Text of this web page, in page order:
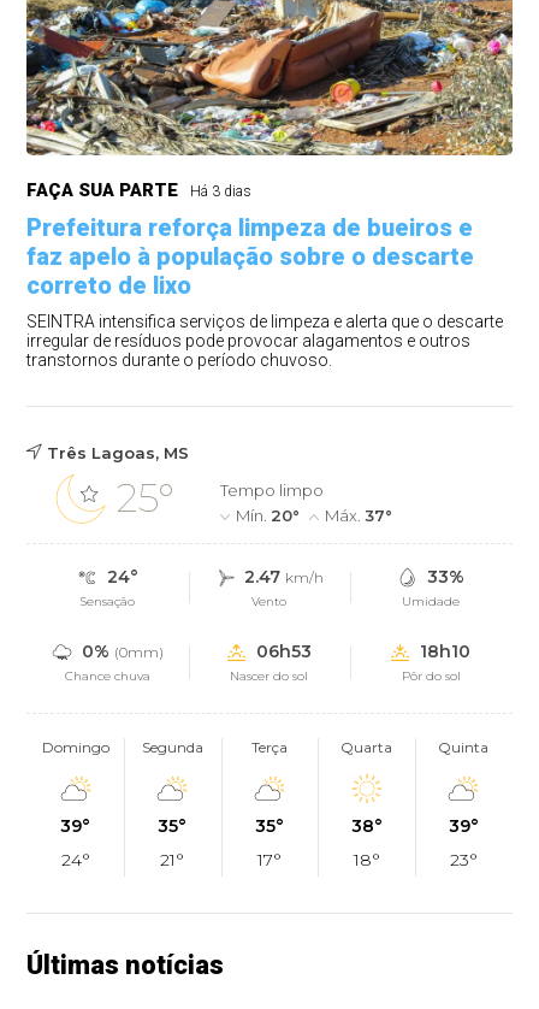
FAÇA SUA PARTE Há 3 dias
Prefeitura reforça limpeza de bueiros e
faz apelo à população sobre o descarte
correto de lixo
SEINTRA intensifica serviços de limpeza e alerta que o descarte
irregular de resíduos pode provocar alagamentos e outros
transtornos durante o período chuvoso.
Três Lagoas, MS
25°
Tempo limpo
Mín. 20° Máx.37°
24°
Sensação
2.47 km/h
Vento
33%
Umidade
0% (0mm)
Chance chuva
06h53
Nascer do sol
18h10
Pôr do sol
Domingo
39°
24°
Segunda
35°
21°
Terça
35°
17°
Quarta
38°
18°
Quinta
39°
23°
Últimas notícias